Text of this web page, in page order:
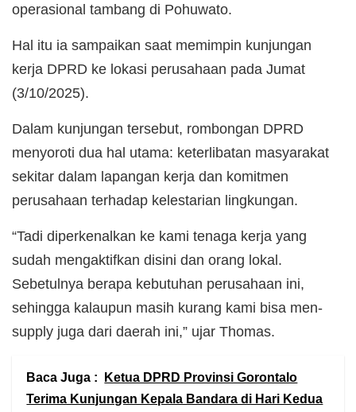
operasional tambang di Pohuwato.
Hal itu ia sampaikan saat memimpin kunjungan
kerja DPRD ke lokasi perusahaan pada Jumat
(3/10/2025).
Dalam kunjungan tersebut, rombongan DPRD
menyoroti dua hal utama: keterlibatan masyarakat
sekitar dalam lapangan kerja dan komitmen
perusahaan terhadap kelestarian lingkungan.
“Tadi diperkenalkan ke kami tenaga kerja yang
sudah mengaktifkan disini dan orang lokal.
Sebetulnya berapa kebutuhan perusahaan ini,
sehingga kalaupun masih kurang kami bisa men-
supply juga dari daerah ini,” ujar Thomas.
Baca Juga :
Ketua DPRD Provinsi Gorontalo
Terima Kunjungan Kepala Bandara di Hari Kedua